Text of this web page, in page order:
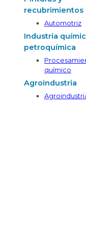
recubrimientos
Automotriz
Industria
petroquímica
químico
Agroindustria